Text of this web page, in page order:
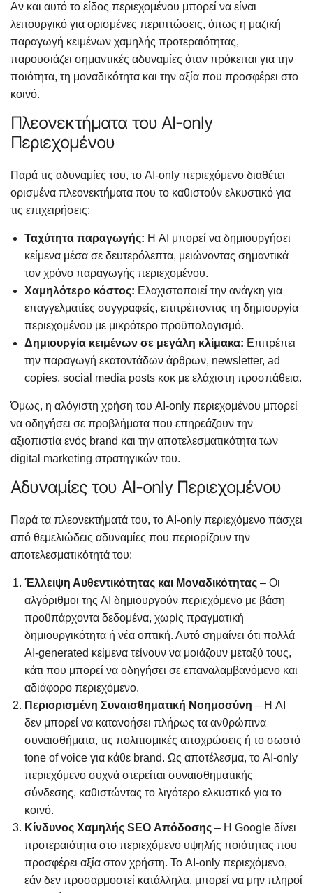
Αν και αυτό το είδος περιεχομένου μπορεί να είναι
λειτουργικό για ορισμένες περιπτώσεις, όπως η μαζική
παραγωγή κειμένων χαμηλής προτεραιότητας,
παρουσιάζει σημαντικές αδυναμίες όταν πρόκειται για την
ποιότητα, τη μοναδικότητα και την αξία που προσφέρει στο
κοινό.
Πλεονεκτήματα του AI-only
Περιεχομένου
Παρά τις αδυναμίες του, το AI-only περιεχόμενο διαθέτει
ορισμένα πλεονεκτήματα που το καθιστούν ελκυστικό για
τις επιχειρήσεις:
Ταχύτητα παραγωγής: Η AI μπορεί να δημιουργήσει
κείμενα μέσα σε δευτερόλεπτα, μειώνοντας σημαντικά
τον χρόνο παραγωγής περιεχομένου.
Χαμηλότερο κόστος: Ελαχιστοποιεί την ανάγκη για
επαγγελματίες συγγραφείς, επιτρέποντας τη δημιουργία
περιεχομένου με μικρότερο προϋπολογισμό.
Δημιουργία κειμένων σε μεγάλη κλίμακα: Επιτρέπει
την παραγωγή εκατοντάδων άρθρων, newsletter, ad
copies, social media posts κοκ με ελάχιστη προσπάθεια.
Όμως, η αλόγιστη χρήση του AI-only περιεχομένου μπορεί
να οδηγήσει σε προβλήματα που επηρεάζουν την
αξιοπιστία ενός brand και την αποτελεσματικότητα των
digital marketing στρατηγικών του.
Αδυναμίες του AI-only Περιεχομένου
Παρά τα πλεονεκτήματά του, το AI-only περιεχόμενο πάσχει
από θεμελιώδεις αδυναμίες που περιορίζουν την
αποτελεσματικότητά του:
Έλλειψη Αυθεντικότητας και Μοναδικότητας – Οι
αλγόριθμοι της AI δημιουργούν περιεχόμενο με βάση
προϋπάρχοντα δεδομένα, χωρίς πραγματική
δημιουργικότητα ή νέα οπτική. Αυτό σημαίνει ότι πολλά
AI-generated κείμενα τείνουν να μοιάζουν μεταξύ τους,
κάτι που μπορεί να οδηγήσει σε επαναλαμβανόμενο και
αδιάφορο περιεχόμενο.
Περιορισμένη Συναισθηματική Νοημοσύνη – Η AI
δεν μπορεί να κατανοήσει πλήρως τα ανθρώπινα
συναισθήματα, τις πολιτισμικές αποχρώσεις ή το σωστό
tone of voice για κάθε brand. Ως αποτέλεσμα, το AI-only
περιεχόμενο συχνά στερείται συναισθηματικής
σύνδεσης, καθιστώντας το λιγότερο ελκυστικό για το
κοινό.
Κίνδυνος Χαμηλής SEO Απόδοσης – Η Google δίνει
προτεραιότητα στο περιεχόμενο υψηλής ποιότητας που
προσφέρει αξία στον χρήστη. Το AI-only περιεχόμενο,
εάν δεν προσαρμοστεί κατάλληλα, μπορεί να μην πληροί